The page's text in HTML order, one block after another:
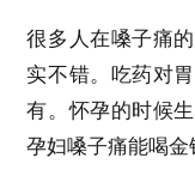
很多人在嗓子痛
实不错。吃药对
有。怀孕的时候
孕妇嗓子痛能喝金